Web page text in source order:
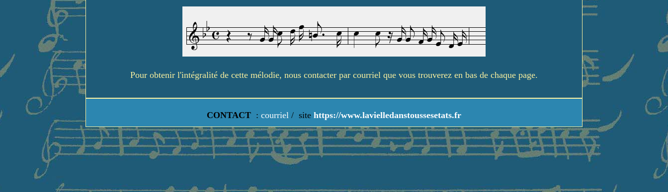
Pour obtenir l'intégralité de cette mélodie, nous contacter par courriel que vous trouverez en bas de chaque page.
CONTACT : courriel / site https://www.lavielledanstoussesetats.fr